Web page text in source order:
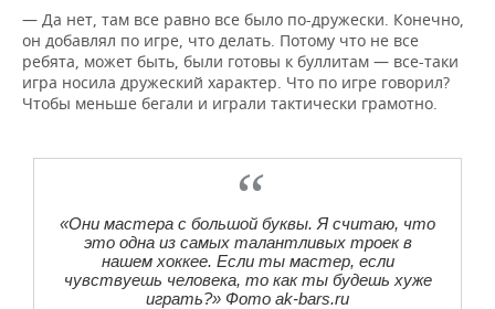
— Да нет, там все равно все было по-дружески. Конечно,
он добавлял по игре, что делать. Потому что не все
ребята, может быть, были готовы к буллитам — все-таки
игра носила дружеский характер. Что по игре говорил?
Чтобы меньше бегали и играли тактически грамотно.
«Они мастера с большой буквы. Я считаю, что
это одна из самых талантливых троек в
нашем хоккее. Если ты мастер, если
чувствуешь человека, то как ты будешь хуже
играть?» Фото ak-bars.ru